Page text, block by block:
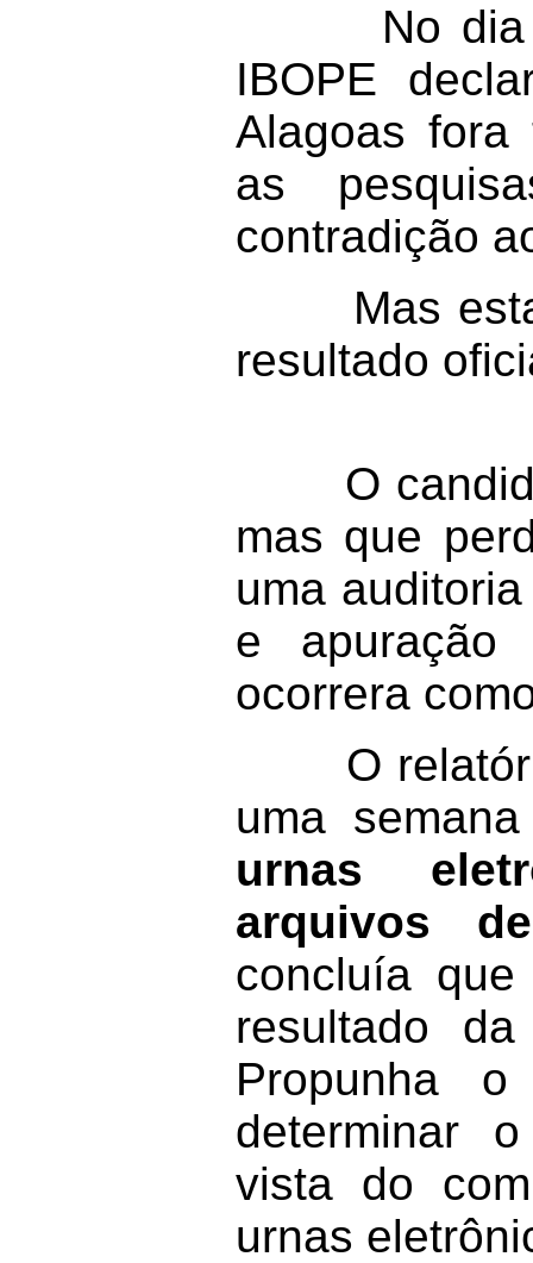
No dia
IBOPE
Alagoas fora
as
contradição
Mas
resultado
O
mas que
uma
e apuração
ocorrera
O relatório
uma
urnas
arquivos
concluía
resultado
Propunha
determinar
vista do
urnas